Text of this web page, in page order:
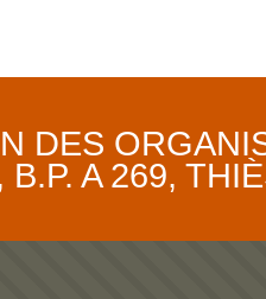
DES
B.P. A 269,